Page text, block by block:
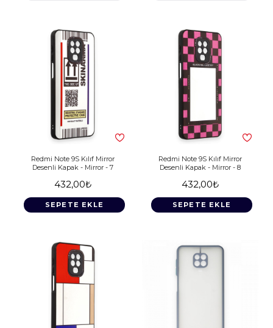
Redmi Note 9S Kılıf Mirror
Desenli Kapak - Mirror - 7
432,00₺
SEPETE EKLE
Redmi Note 9S Kılıf Mirror
Desenli Kapak - Mirror - 8
432,00₺
SEPETE EKLE